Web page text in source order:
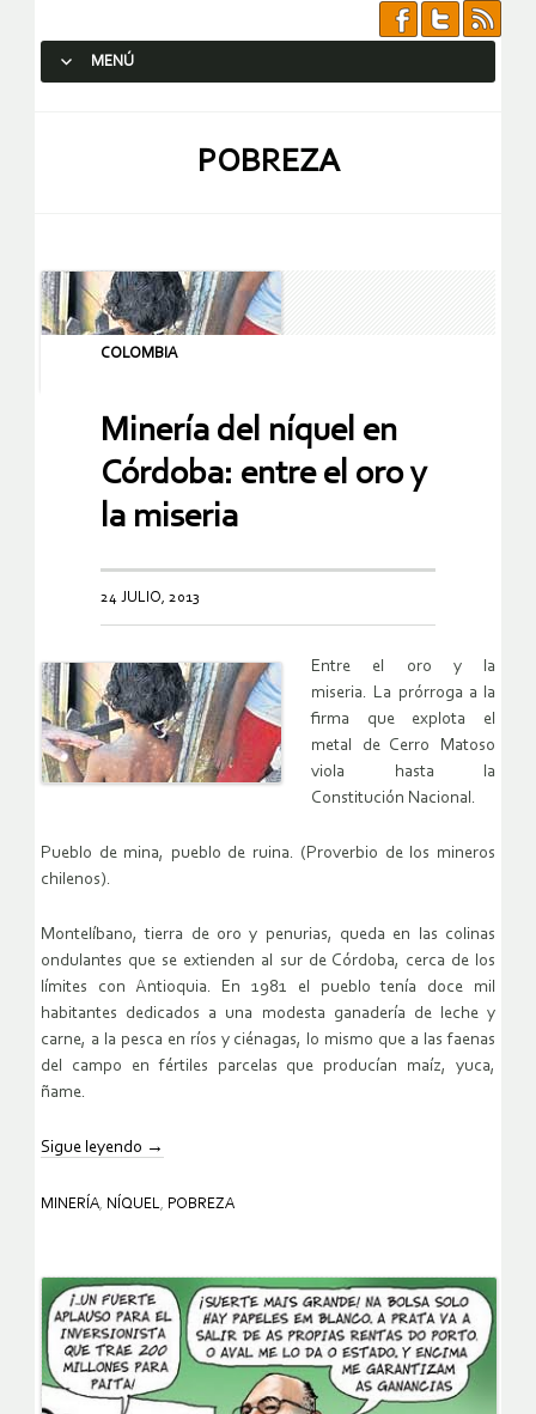
MENÚ
POBREZA
COLOMBIA
Minería del níquel en
Córdoba: entre el oro y
la miseria
24 JULIO, 2013
Entre el oro y la
miseria. La prórroga a la
firma que explota el
metal de Cerro Matoso
viola hasta la
Constitución Nacional.
Pueblo de mina, pueblo de ruina. (Proverbio de los mineros
chilenos).
Montelíbano, tierra de oro y penurias, queda en las colinas
ondulantes que se extienden al sur de Córdoba, cerca de los
límites con Antioquia. En 1981 el pueblo tenía doce mil
habitantes dedicados a una modesta ganadería de leche y
carne, a la pesca en ríos y ciénagas, lo mismo que a las faenas
del campo en fértiles parcelas que producían maíz, yuca,
ñame.
Sigue leyendo →
MINERÍA, NÍQUEL, POBREZA